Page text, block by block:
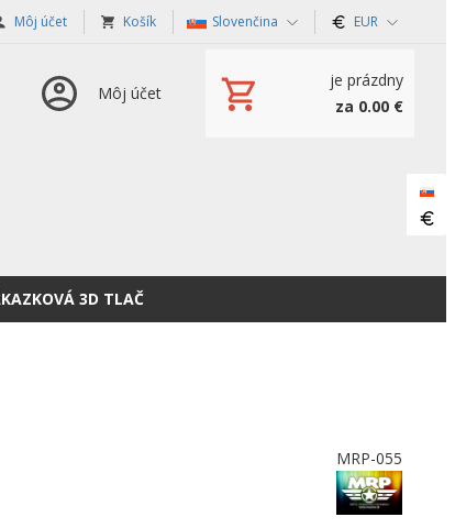
Môj účet Košík Slovenčina EUR
Môj účet
je prázdny
za 0.00 €
3D TLAČ
MRP-055